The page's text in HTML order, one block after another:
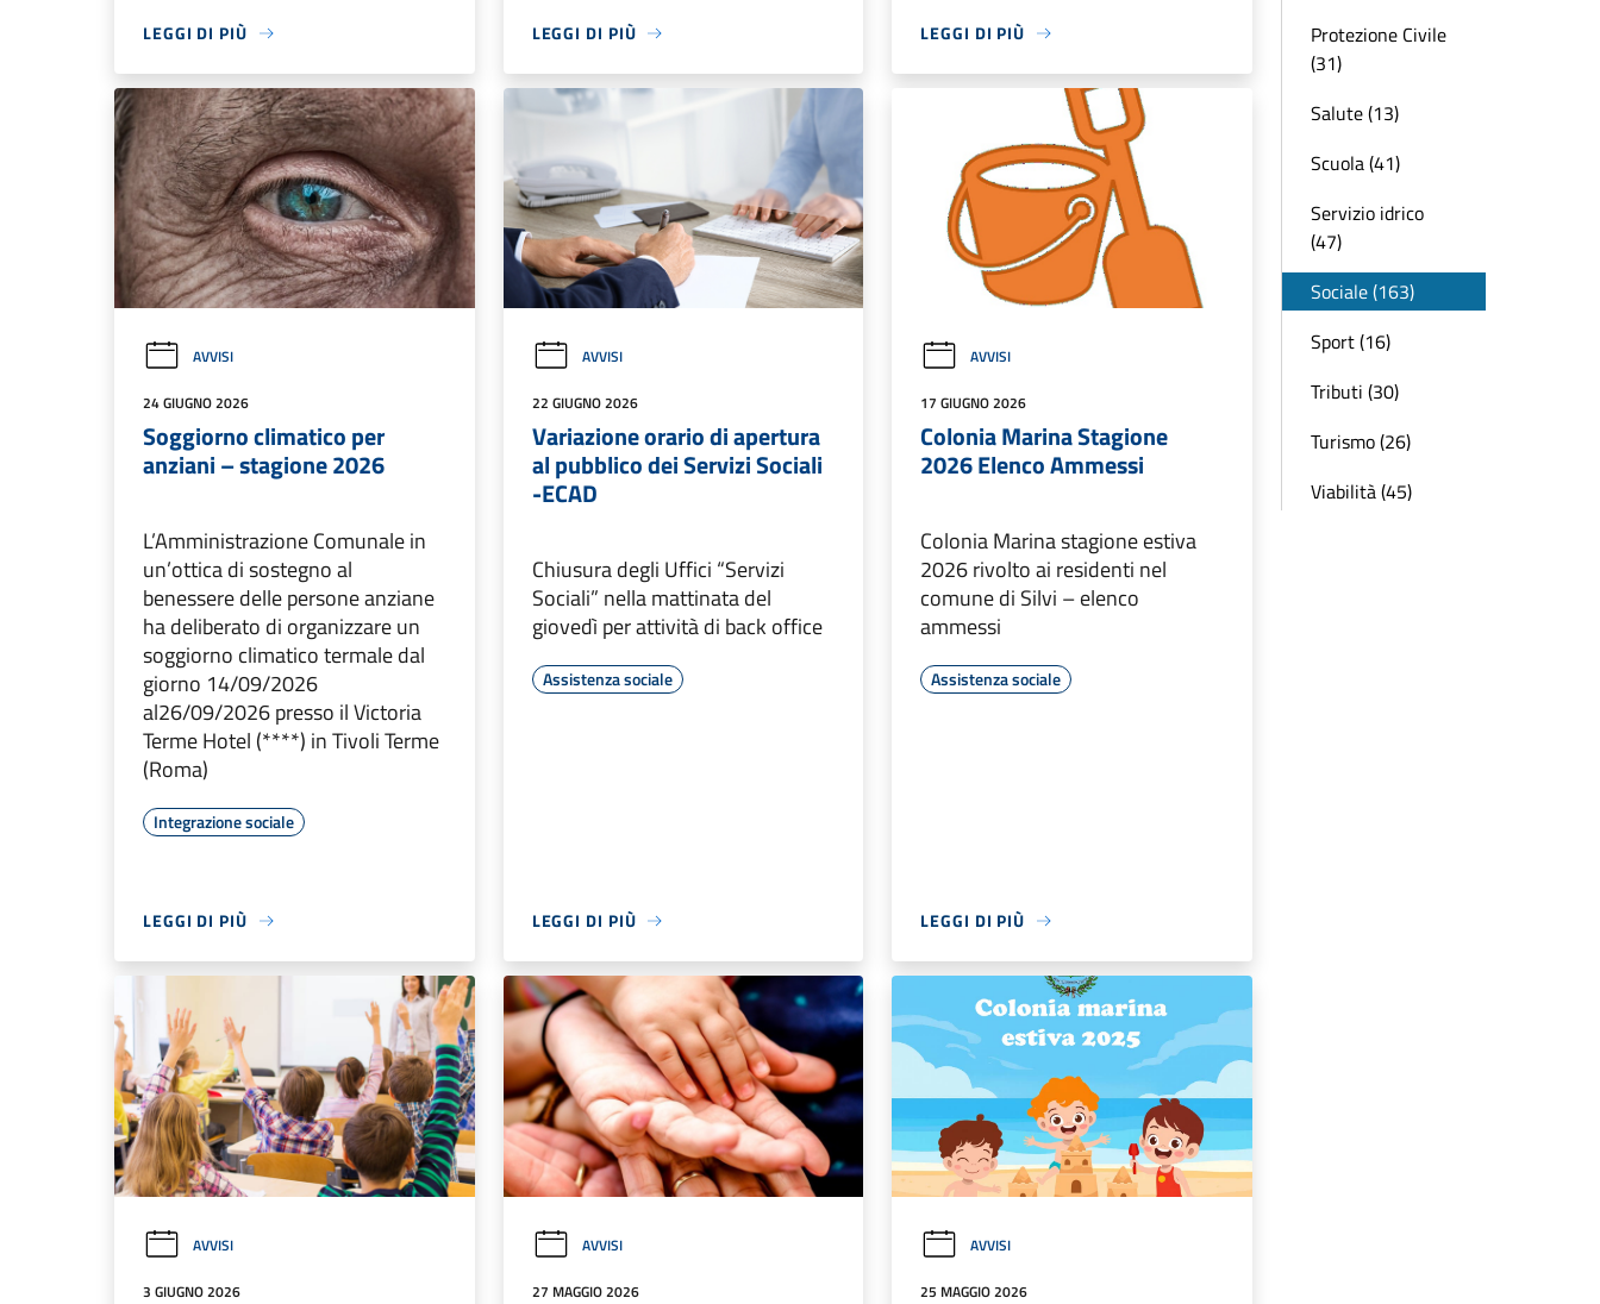
LEGGI DI PIÙ LEGGI DI PIÙ LEGGI DI PIÙ
AVVISI
24 GIUGNO 2026
Soggiorno climatico per
anziani – stagione 2026
L’Amministrazione Comunale in
un’ottica di sostegno al
benessere delle persone anziane
ha deliberato di organizzare un
soggiorno climatico termale dal
giorno 14/09/2026
al26/09/2026 presso il Victoria
Terme Hotel (****) in Tivoli Terme
(Roma)
Integrazione sociale
LEGGI DI PIÙ
AVVISI
22 GIUGNO 2026
Variazione orario di apertura
al pubblico dei Servizi Sociali
-ECAD
Chiusura degli Uffici “Servizi
Sociali” nella mattinata del
giovedì per attività di back office
Assistenza sociale
LEGGI DI PIÙ
AVVISI
17 GIUGNO 2026
Colonia Marina Stagione
2026 Elenco Ammessi
Colonia Marina stagione estiva
2026 rivolto ai residenti nel
comune di Silvi – elenco
ammessi
Assistenza sociale
LEGGI DI PIÙ
AVVISI
3 GIUGNO 2026
AVVISI
27 MAGGIO 2026
AVVISI
25 MAGGIO 2026
Protezione Civile
(31)
Salute (13)
Scuola (41)
Servizio idrico
(47)
Sociale (163)
Sport (16)
Tributi (30)
Turismo (26)
Viabilità (45)